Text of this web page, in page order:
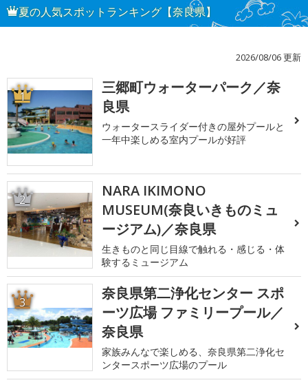
夏の人気スポットランキング【奈良県】
2026/08/06 更新
1
三郷町ウォーターパーク／奈
良県
ウォータースライダー付きの屋外プールと
一年中楽しめる室内プールが好評
2
NARA IKIMONO
MUSEUM(奈良いきものミュ
ージアム)／奈良県
生きものと同じ目線で触れる・感じる・体
験するミュージアム
3
奈良県第二浄化センター スポ
ーツ広場 ファミリープール／
奈良県
家族みんなで楽しめる、奈良県第二浄化セ
ンタースポーツ広場のプール